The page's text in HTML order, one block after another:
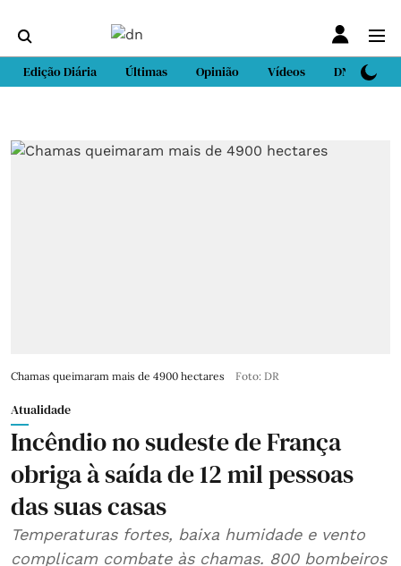
Edição Diária Últimas Opinião Vídeos DN Sport
Chamas queimaram mais de 4900 hectares Foto: DR
Atualidade
Incêndio no sudeste de França
obriga à saída de 12 mil pessoas
das suas casas
Temperaturas fortes, baixa humidade e vento
complicam combate às chamas. 800 bombeiros